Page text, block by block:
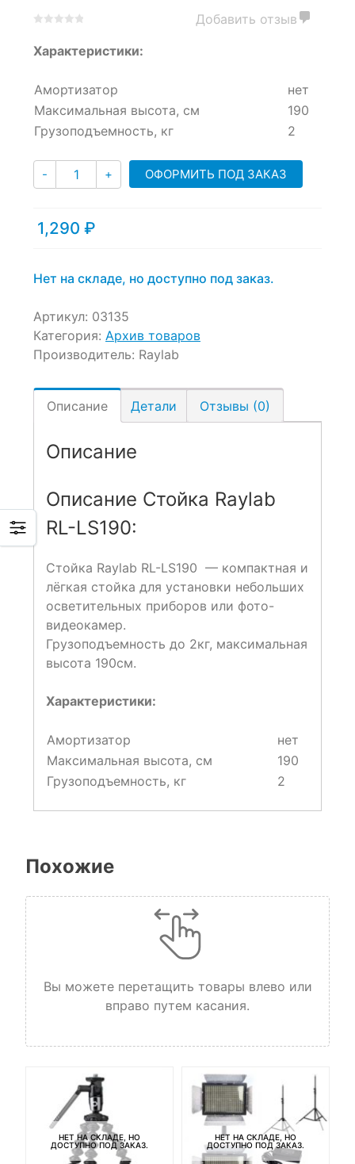
out
on
customer
Добавить отзыв
Характеристики:
Амортизатор
нет
Максимальная высота, см
190
Грузоподъемность, кг
2
- Количество
+ ОФОРМИТЬ ПОД ЗАКАЗ
1,290 ₽
Нет на складе, но доступно под заказ.
Артикул: 03135
Категория: Архив товаров
Производитель: Raylab
Описание Детали Отзывы (0)
Описание
Описание Стойка Raylab
RL-LS190:
Стойка Raylab RL-LS190 — компактная и
лёгкая стойка для установки небольших
осветительных приборов или фото-
видеокамер.
Грузоподъемность до 2кг, максимальная
высота 190см.
Характеристики:
Амортизатор
нет
Максимальная высота, см
190
Грузоподъемность, кг
2
Похожие
Вы можете перетащить товары влево или
вправо путем касания.
НЕТ НА СКЛАДЕ, НО
ДОСТУПНО ПОД ЗАКАЗ.
НЕТ НА СКЛАДЕ, НО
ДОСТУПНО ПОД ЗАКАЗ.